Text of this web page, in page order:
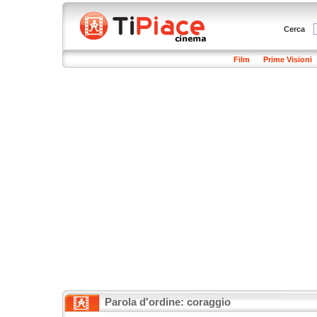
Cerca
Film Prime Visioni
Parola d'ordine: coraggio